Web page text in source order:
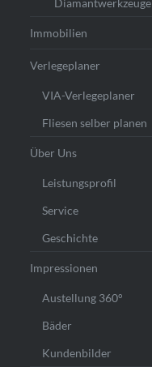
Diamantwerkzeuge
Immobilien
Verlegeplaner
VIA-Verlegeplaner
Fliesen selber planen
Über Uns
Leistungsprofil
Service
Geschichte
Impressionen
Austellung 360°
Bäder
Kundenbilder